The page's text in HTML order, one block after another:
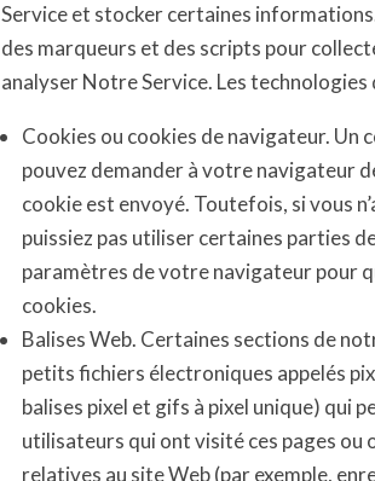
Service et stocker certaines
des marqueurs et des scripts pour
analyser Notre Service. Les
Cookies ou cookies de navigateur. Un
pouvez demander à votre navigateur
cookie est envoyé. Toutefois, si vous
puissiez pas utiliser certaines parties
paramètres de votre navigateur pour
cookies.
Balises Web. Certaines sections de
petits fichiers électroniques appelés
balises pixel et gifs à pixel unique) qui
utilisateurs qui ont visité ces pages ou
relatives au site Web (par exemple,